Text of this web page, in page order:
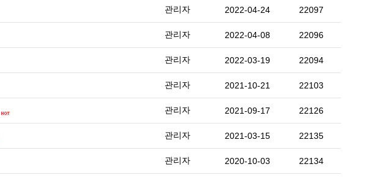
관리자 2022-04-24 22097
관리자 2022-04-08 22096
관리자 2022-03-19 22094
관리자 2021-10-21 22103
관리자 2021-09-17 22126
관리자 2021-03-15 22135
관리자 2020-10-03 22134